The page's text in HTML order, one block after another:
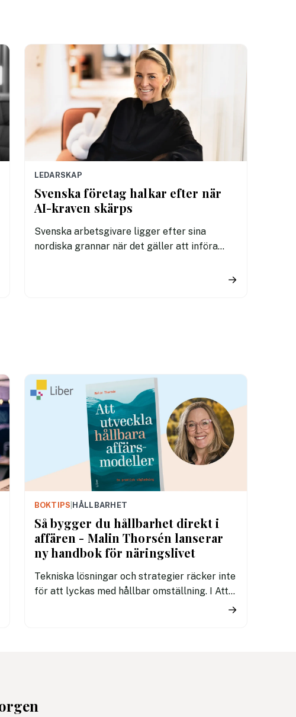
LEDARSKAP
Svenska företag halkar efter när
AI-kraven skärps
Svenska arbetsgivare ligger efter sina
nordiska grannar när det gäller att införa
→
BOKTIPS HÅLLBARHET
Så bygger du hållbarhet direkt i
affären - Malin Thorsén lanserar
ny handbok för näringslivet
Tekniska lösningar och strategier räcker inte
för att lyckas med hållbar omställning. I Att
utveckla hållbara affärsmodeller: en praktisk
→